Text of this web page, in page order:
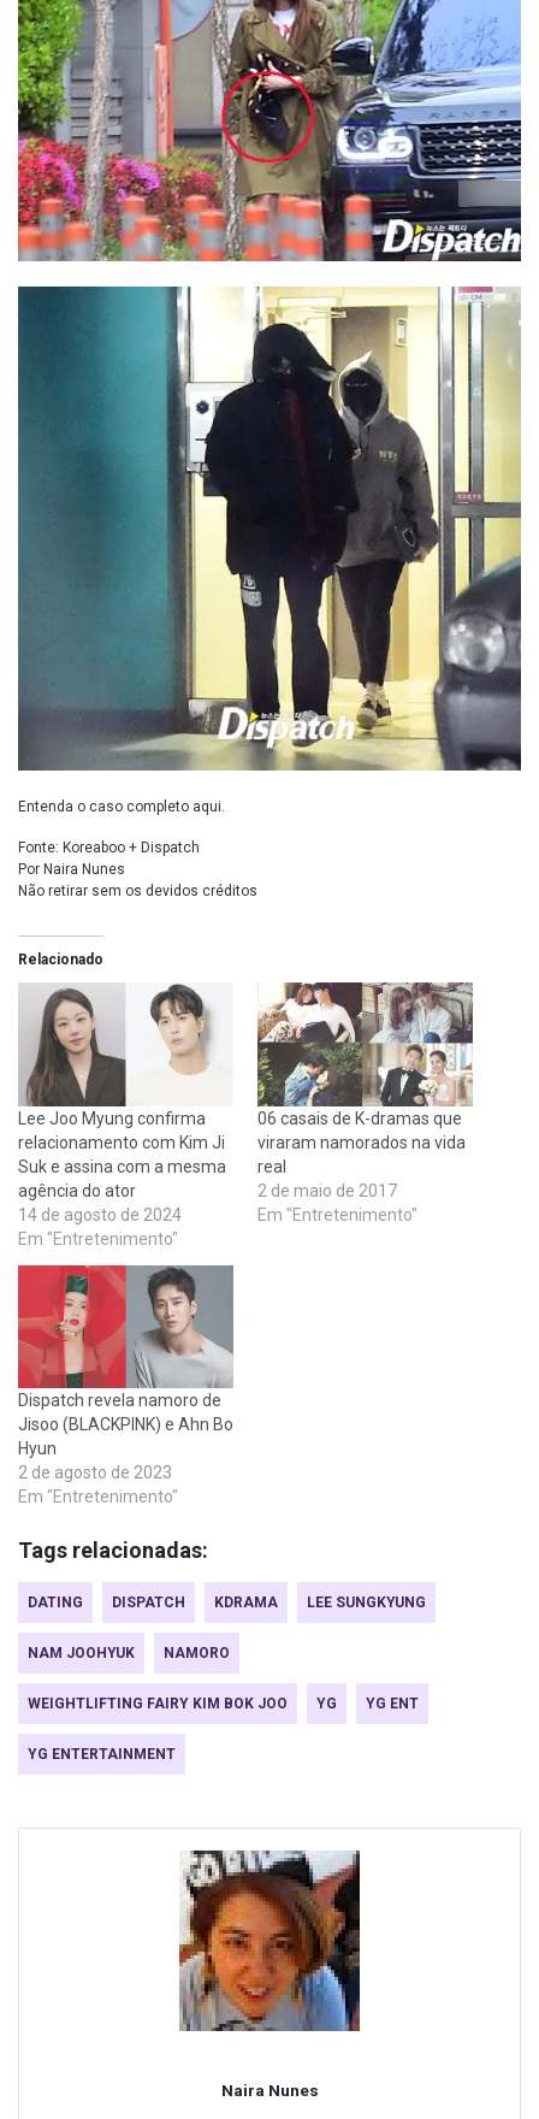
Entenda o caso completo aqui.
Fonte: Koreaboo + Dispatch
Por Naira Nunes
Não retirar sem os devidos créditos
Relacionado
Lee Joo Myung confirma
relacionamento com Kim Ji
Suk e assina com a mesma
agência do ator
14 de agosto de 2024
Em "Entretenimento"
06 casais de K-dramas que
viraram namorados na vida
real
2 de maio de 2017
Em "Entretenimento"
Dispatch revela namoro de
Jisoo (BLACKPINK) e Ahn Bo
Hyun
2 de agosto de 2023
Em "Entretenimento"
Tags relacionadas:
DATING DISPATCH KDRAMA LEE SUNGKYUNG
NAM JOOHYUK NAMORO
WEIGHTLIFTING FAIRY KIM BOK JOO YG YG ENT
YG ENTERTAINMENT
Naira Nunes